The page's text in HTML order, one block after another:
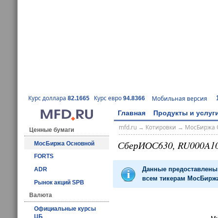
Курс доллара 82.1665 Курс евро 94.8366 Мобильная версия
Главная Продукты и
Ценные бумаги
МосБиржа Основной
FORTS
ADR
Рынок акций SPB
Валюта
Официальные курсы
ЦБ
mfd.ru→ Котировки → МосБиржа
СберИОС630,
Данные
всем тикерам